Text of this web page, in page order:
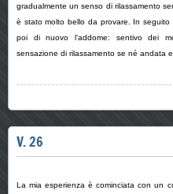
gradualmente un senso di rilassamento
è stato molto bello da provare. In
poi di nuovo l’addome: sentivo dei
sensazione di rilassamento se né andata
V. 26
La mia esperienza è cominciata con un